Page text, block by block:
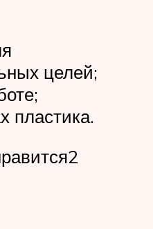
целей;
пластика.